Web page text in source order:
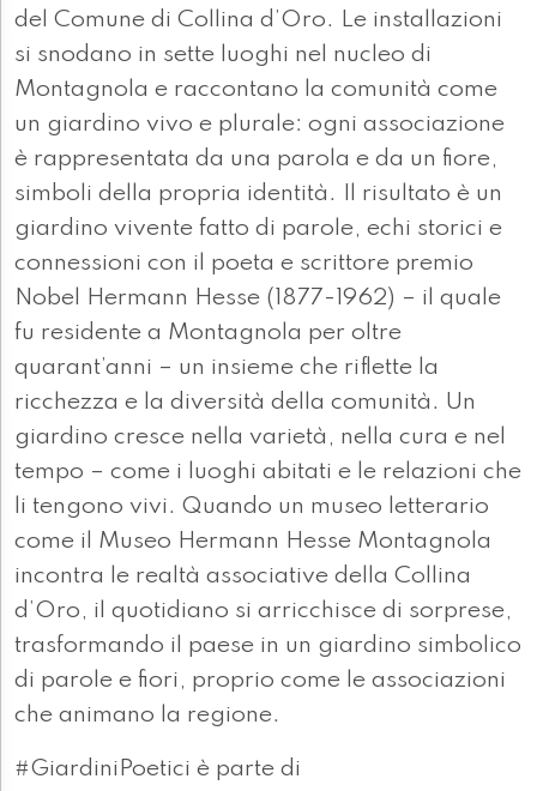
del Comune di Collina d’Oro. Le installazioni
si snodano in sette luoghi nel nucleo di
Montagnola e raccontano la comunità come
un giardino vivo e plurale: ogni associazione
è rappresentata da una parola e da un fiore,
simboli della propria identità. Il risultato è un
giardino vivente fatto di parole, echi storici e
connessioni con il poeta e scrittore premio
Nobel Hermann Hesse (1877-1962) – il quale
fu residente a Montagnola per oltre
quarant’anni – un insieme che riflette la
ricchezza e la diversità della comunità. Un
giardino cresce nella varietà, nella cura e nel
tempo – come i luoghi abitati e le relazioni che
li tengono vivi. Quando un museo letterario
come il Museo Hermann Hesse Montagnola
incontra le realtà associative della Collina
d’Oro, il quotidiano si arricchisce di sorprese,
trasformando il paese in un giardino simbolico
di parole e fiori, proprio come le associazioni
che animano la regione.
#GiardiniPoetici è parte di